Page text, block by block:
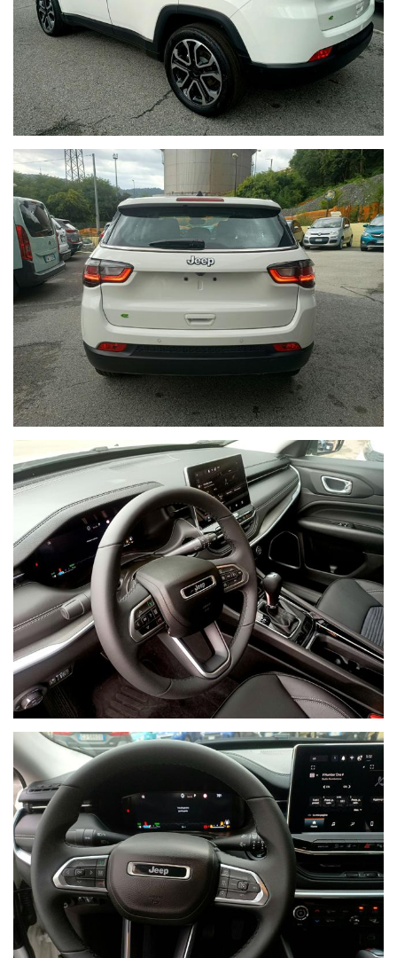
NON HAI TROVATO L'AUTO CHE
CERCHI?
Compila il modulo e ti contatteremo appena l'auto che
cerchi sarà disponibile